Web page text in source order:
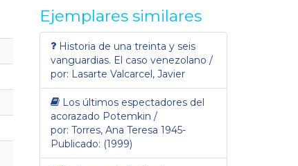
Ejemplares similares
Historia de una treinta y seis
vanguardias. El caso venezolano /
por: Lasarte Valcarcel, Javier
Los últimos espectadores del
acorazado Potemkin /
por: Torres, Ana Teresa 1945-
Publicado: (1999)